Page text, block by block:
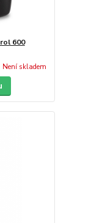
600
Není skladem